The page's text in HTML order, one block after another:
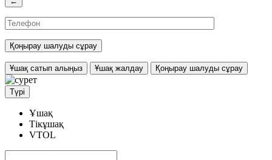
Ұшақ сатып алыңыз Ұшақ жалдау Қоңырау шалуды сұрау
Түрі
Ұшақ
Тікұшақ
VTOL